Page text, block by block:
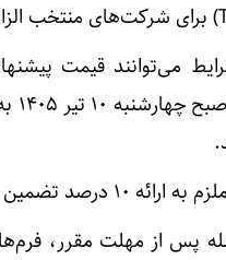
می‌توانند قیمت
و ثبت‌نام در سامانه ستاد هستند.
پس از مهلت مقرر،